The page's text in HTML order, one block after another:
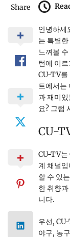
Share
안녕하세
는 특별
느껴볼
턴에 이
CU-TV를
트에서는
과 재미
요? 그럼
CU-
CU-TV는
계 채널
할 수 있
한 취향
니다.
우선,
야구, 농